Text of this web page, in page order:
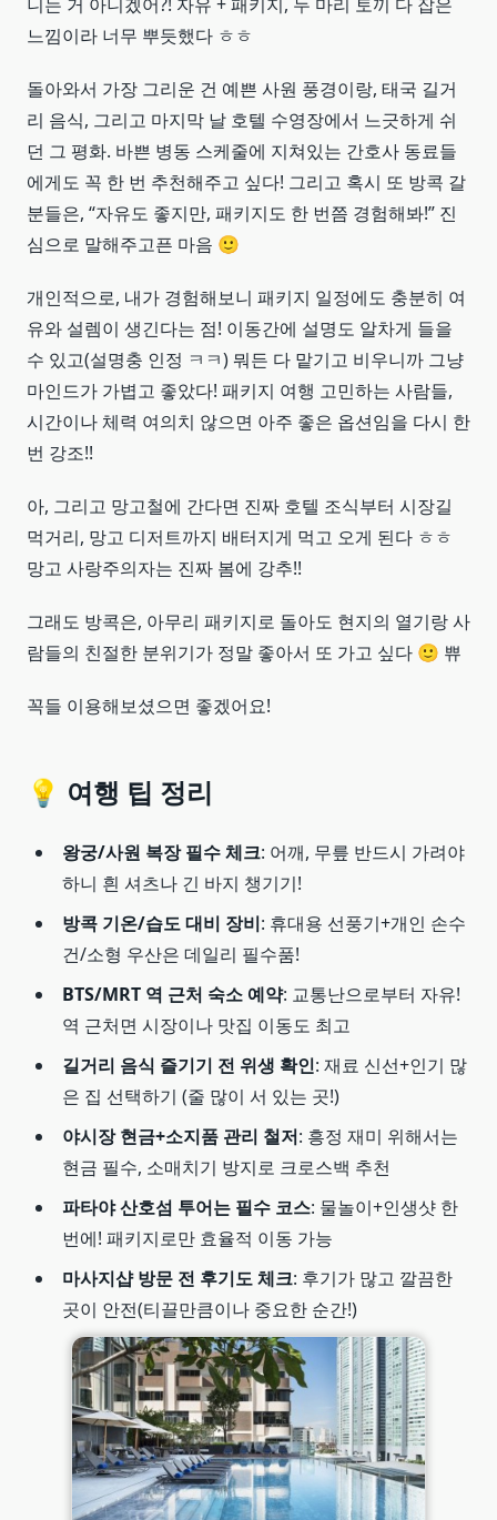
느낌이라 너무 뿌듯했다 ㅎㅎ
돌아와서 가장 그리운 건 예쁜 사원 풍경이랑, 태국 길거
리 음식, 그리고 마지막 날 호텔 수영장에서 느긋하게 쉬
던 그 평화. 바쁜 병동 스케줄에 지쳐있는 간호사 동료들
에게도 꼭 한 번 추천해주고 싶다! 그리고 혹시 또 방콕 갈
분들은, “자유도 좋지만, 패키지도 한 번쯤 경험해봐!” 진
심으로 말해주고픈 마음 🙂
개인적으로, 내가 경험해보니 패키지 일정에도 충분히 여
유와 설렘이 생긴다는 점! 이동간에 설명도 알차게 들을
수 있고(설명충 인정 ㅋㅋ) 뭐든 다 맡기고 비우니까 그냥
마인드가 가볍고 좋았다! 패키지 여행 고민하는 사람들,
시간이나 체력 여의치 않으면 아주 좋은 옵션임을 다시 한
번 강조!!
아, 그리고 망고철에 간다면 진짜 호텔 조식부터 시장길
먹거리, 망고 디저트까지 배터지게 먹고 오게 된다 ㅎㅎ
망고 사랑주의자는 진짜 봄에 강추!!
그래도 방콕은, 아무리 패키지로 돌아도 현지의 열기랑 사
람들의 친절한 분위기가 정말 좋아서 또 가고 싶다 🙂 쀼
꼭들 이용해보셨으면 좋겠어요!
💡 여행 팁 정리
왕궁/사원 복장 필수 체크: 어깨, 무릎 반드시 가려야
하니 흰 셔츠나 긴 바지 챙기기!
방콕 기온/습도 대비 장비: 휴대용 선풍기+개인 손수
건/소형 우산은 데일리 필수품!
BTS/MRT 역 근처 숙소 예약: 교통난으로부터 자유!
역 근처면 시장이나 맛집 이동도 최고
길거리 음식 즐기기 전 위생 확인: 재료 신선+인기 많
은 집 선택하기 (줄 많이 서 있는 곳!)
야시장 현금+소지품 관리 철저: 흥정 재미 위해서는
현금 필수, 소매치기 방지로 크로스백 추천
파타야 산호섬 투어는 필수 코스: 물놀이+인생샷 한
번에! 패키지로만 효율적 이동 가능
마사지샵 방문 전 후기도 체크: 후기가 많고 깔끔한
곳이 안전(티끌만큼이나 중요한 순간!)